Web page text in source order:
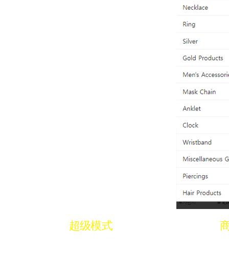
超级模式